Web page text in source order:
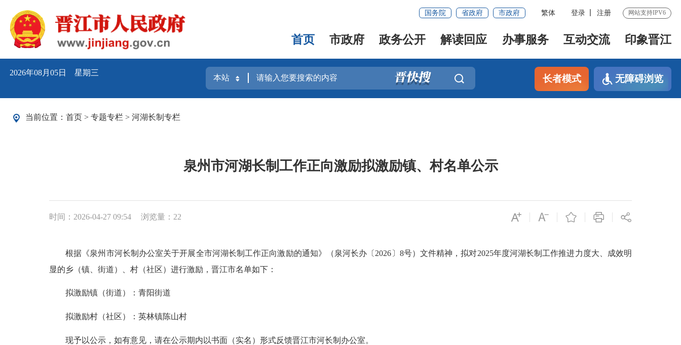
国务院 省政府 市政府 繁体 登录 注册 网站支持IPV6
首页 市政府 政务公开 解读回应 办事服务 互动交流 印象晋江
2026年08月05日 星期三
长者模式 无障碍浏览
当前位置： 首页 > 专题专栏 > 河湖长制专栏
泉州市河湖长制工作正向激励拟激励镇、村名单公示
时间：2026-04-27 09:54 浏览量： 22
根据《泉州市河长制办公室关于开展全市河湖长制工作正向激励的通知》（泉河长办〔2026〕8号）文件精神，拟对2025年度河湖长制工作推进力度大、成效明
显的乡（镇、街道）、村（社区）进行激励，晋江市名单如下：
拟激励镇（街道）：青阳街道
拟激励村（社区）：英林镇陈山村
现予以公示，如有意见，请在公示期内以书面（实名）形式反馈晋江市河长制办公室。